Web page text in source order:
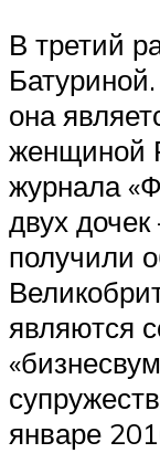
В третий
она
женщиной
журнала
двух
получили
являются
январе